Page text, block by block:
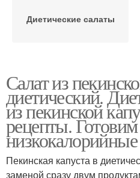
Диетические салаты
Салат с фенхелем
Салат из красной
Салат из
диетический.
из пекинской
рецепты. Готовим
Пекинская капуста в
заменой сразу двум